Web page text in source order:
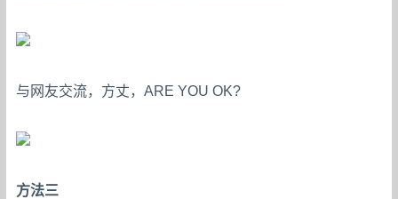
与网友交流，方丈，ARE YOU OK?
方法三